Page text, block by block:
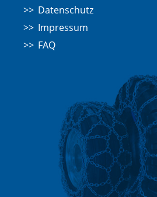
Datenschutz
Impressum
FAQ